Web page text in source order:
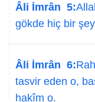
Âli İmrân 5:
gökde hiç bir
Âli İmrân 6:
tasvir eden o,
hakîm o.